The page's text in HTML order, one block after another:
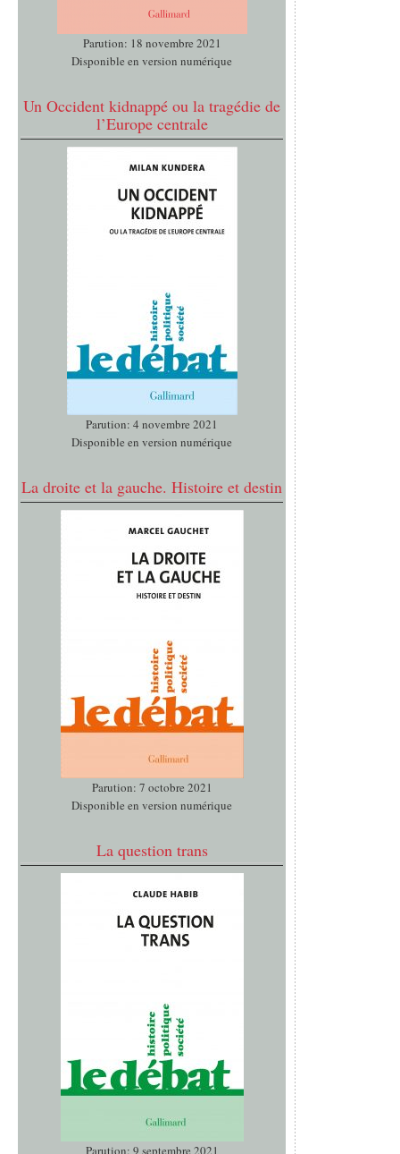
Parution: 18 novembre 2021
Disponible en version numérique
Un Occident kidnappé ou la tragédie de
l’Europe centrale
Parution: 4 novembre 2021
Disponible en version numérique
La droite et la gauche. Histoire et destin
Parution: 7 octobre 2021
Disponible en version numérique
La question trans